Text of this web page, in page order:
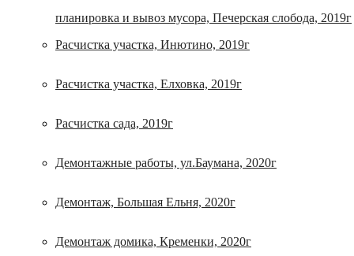
планировка и вывоз мусора, Печерская слобода, 2019г
Расчистка участка, Инютино, 2019г
Расчистка участка, Елховка, 2019г
Расчистка сада, 2019г
Демонтажные работы, ул.Баумана, 2020г
Демонтаж, Большая Ельня, 2020г
Демонтаж домика, Кременки, 2020г